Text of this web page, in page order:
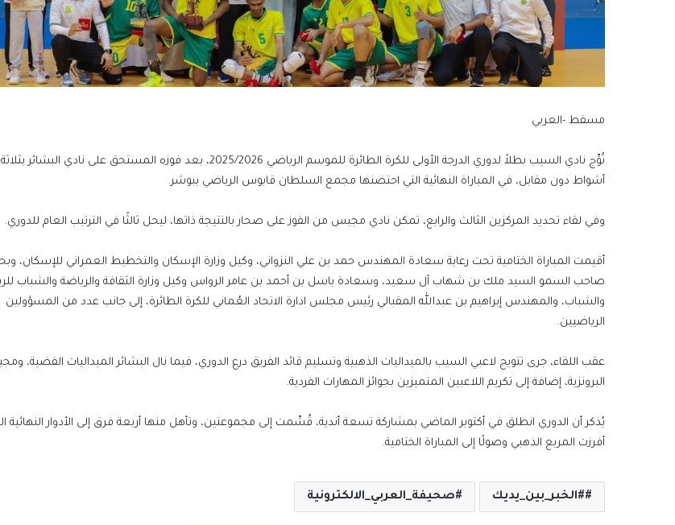
مسقط -العربي
تُوِّج نادي السيب بطلاً لدوري الدرجة الأولى للكرة الطائرة للموسم الرياضي 2025/2026، بعد فوزه المستحق على نادي البشائر بثلاثة
أشواط دون مقابل، في المباراة النهائية التي احتضنها مجمع السلطان قابوس الرياضي ببوشر.
وفي لقاء تحديد المركزين الثالث والرابع، تمكن نادي مجيس من الفوز على صحار بالنتيجة ذاتها، ليحل ثالثًا في الترتيب العام للدوري.
أقيمت المباراة الختامية تحت رعاية سعادة المهندس حمد بن علي النزواني، وكيل وزارة الإسكان والتخطيط العمراني للإسكان،
صاحب السمو السيد ملك بن شهاب آل سعيد، وسعادة باسل بن أحمد بن عامر الرواس وكيل وزارة الثقافة والرياضة والشباب
والشباب، والمهندس إبراهيم بن عبدالله المقبالي رئيس مجلس ادارة الاتحاد العُماني للكرة الطائرة، إلى جانب عدد من المسؤولين
الرياضيين.
عقب اللقاء، جرى تتويج لاعبي السيب بالميداليات الذهبية وتسليم قائد الفريق درع الدوري، فيما نال البشائر الميداليات الفضية،
البرونزية، إضافة إلى تكريم اللاعبين المتميزين بجوائز المهارات الفردية.
يُذكر أن الدوري انطلق في أكتوبر الماضي بمشاركة تسعة أندية، قُسِّمت إلى مجموعتين، وتأهل منها أربعة فرق إلى الأدوار النهائية
أفرزت المربع الذهبي وصولًا إلى المباراة الختامية.
#الخبر_بين_يديك صحيفة_العربي_الالكترونية